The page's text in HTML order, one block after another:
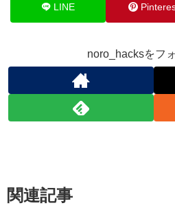
LINE
noro_hacksをフ
関連記事